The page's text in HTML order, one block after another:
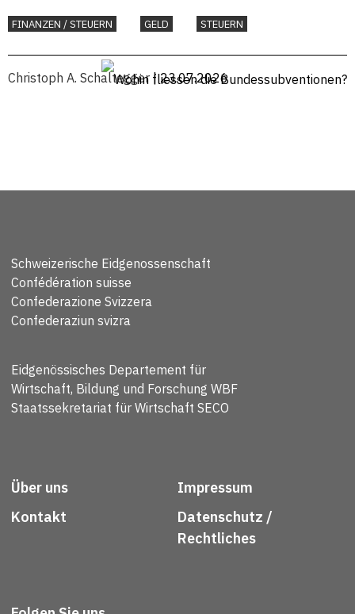
FINANZEN / STEUERN GELD STEUERN
Christoph A. Schaltegger | 23.07.2026
Schweizerische Eidgenossenschaft
Confédération suisse
Confederazione Svizzera
Confederaziun svizra
Eidgenössisches Departement für
Wirtschaft, Bildung und Forschung WBF
Staatssekretariat für Wirtschaft SECO
Über uns
Kontakt
Impressum
Datenschutz /
Rechtliches